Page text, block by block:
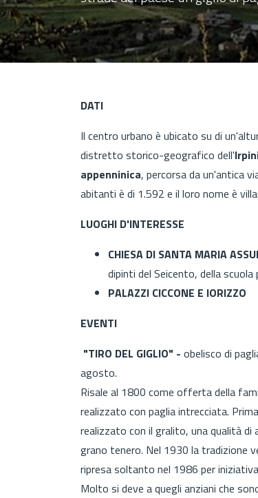
DATI
Il centro urbano è ubicato su di
distretto storico-geografico dell'
appenninica, percorsa da un'antica
abitanti è di 1.592 e il loro nome è
LUOGHI D'INTERESSE
CHIESA DI SANTA MARIA
dipinti del Seicento, della
PALAZZI CICCONE E IORIZZO
EVENTI
"TIRO DEL GIGLIO" - obelisco di
agosto.
Risale al 1800 come offerta della
realizzato con paglia intrecciata.
realizzato con il gralito, una qualità di
grano tenero. Nel 1930 la tradizione
ripresa soltanto nel 1986 per
Molto si deve a quegli anziani che